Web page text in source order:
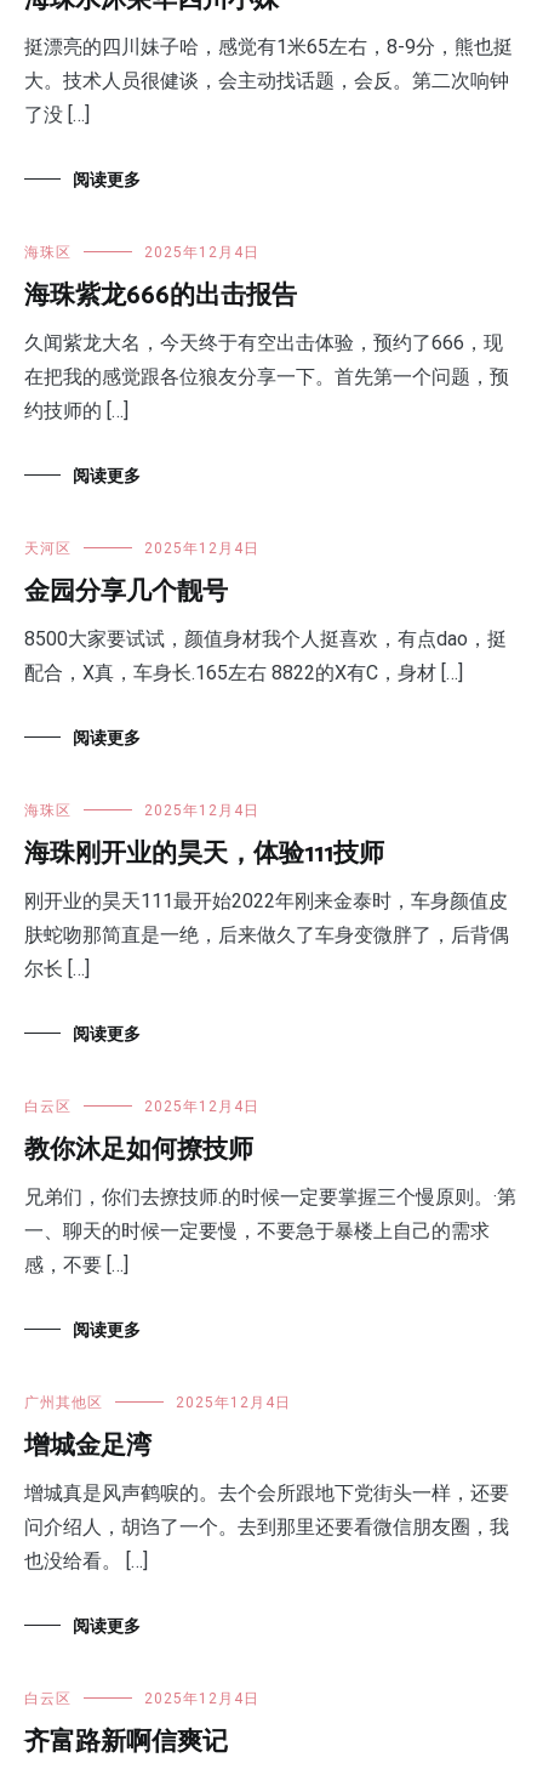
挺漂亮的四川妹子哈，感觉有1米65左右，8-9分，熊也挺
大。技术人员很健谈，会主动找话题，会反。第二次响钟
了没 […]
阅读更多
海珠区 2025年12月4日
海珠紫龙666的出击报告
久闻紫龙大名，今天终于有空出击体验，预约了666，现
在把我的感觉跟各位狼友分享一下。首先第一个问题，预
约技师的 […]
阅读更多
天河区 2025年12月4日
金园分享几个靓号
8500大家要试试，颜值身材我个人挺喜欢，有点dao，挺
配合，X真，车身长.165左右 8822的X有C，身材 […]
阅读更多
海珠区 2025年12月4日
海珠刚开业的昊天，体验111技师
刚开业的昊天111最开始2022年刚来金泰时，车身颜值皮
肤蛇吻那简直是一绝，后来做久了车身变微胖了，后背偶
尔长 […]
阅读更多
白云区 2025年12月4日
教你沐足如何撩技师
兄弟们，你们去撩技师.的时候一定要掌握三个慢原则。·第
一、聊天的时候一定要慢，不要急于暴楼上自己的需求
感，不要 […]
阅读更多
广州其他区 2025年12月4日
增城金足湾
增城真是风声鹤唳的。去个会所跟地下党街头一样，还要
问介绍人，胡诌了一个。去到那里还要看微信朋友圈，我
也没给看。 […]
阅读更多
白云区 2025年12月4日
齐富路新啊信爽记